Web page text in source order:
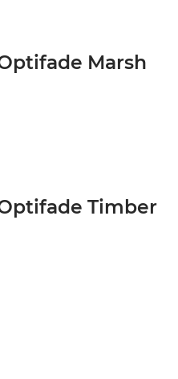
Marsh
Timber